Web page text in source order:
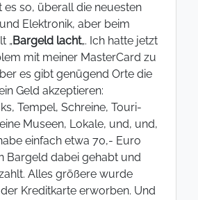
es so, überall die neuesten
Elektronik, aber beim
„Bargeld lacht„. Ich hatte jetzt
mit meiner MasterCard zu
es gibt genügend Orte die
Geld akzeptieren:
Tempel, Schreine, Touri-
Museen, Lokale, und, und,
einfach etwa 70,- Euro
Bargeld dabei gehabt und
Alles größere wurde
Kreditkarte erworben. Und